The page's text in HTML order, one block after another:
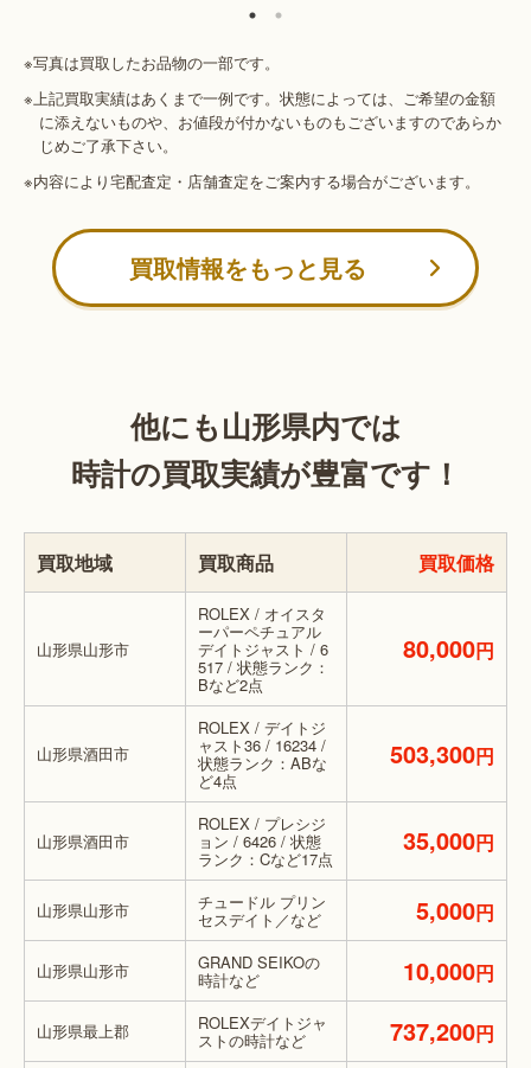
※写真は買取したお品物の一部です。
※上記買取実績はあくまで一例です。状態によっては、ご希望の金額
に添えないものや、お値段が付かないものもございますのであらか
じめご了承下さい。
※内容により宅配査定・店舗査定をご案内する場合がございます。
買取情報をもっと見る
他にも山形県内では
時計の買取実績が豊富です！
買取地域 買取商品 買取価格
山形県山形市
ROLEX / オイスタ
ーパーペチュアル
デイトジャスト / 6
517 / 状態ランク：
Bなど2点
80,000円
山形県酒田市
ROLEX / デイトジ
ャスト36 / 16234 /
状態ランク：ABな
ど4点
503,300円
山形県酒田市
ROLEX / プレシジ
ョン / 6426 / 状態
ランク：Cなど17点
35,000円
山形県山形市 チュードル プリン
セスデイト／など 5,000円
山形県山形市 GRAND SEIKOの
時計など 10,000円
山形県最上郡 ROLEXデイトジャ
ストの時計など 737,200円